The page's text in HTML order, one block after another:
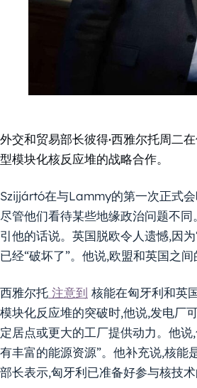
外交和贸易部长彼得·西雅尔托周二
型模块化核反应堆的战略合作。
Szijjártó在与Lammy的第一次正式
尽管他们看待某些地缘政治问题不
引他的话说。英国脱欧令人遗憾,因
已经“破坏了”。他说,欧盟和英国之
西雅尔托 注意到 核能在匈牙利和英
模块化反应堆的突破时,他说,发电厂
定居点或更大的工厂提供动力。他
有丰富的能源资源”。他补充说,核能
部长表示,匈牙利已准备好参与核技术